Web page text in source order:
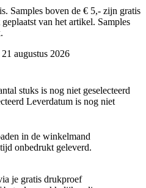
Samples boven de € 5,- zijn gratis
van het artikel. Samples
augustus 2026
stuks is nog niet geselecteerd
Leverdatum is nog niet
in de winkelmand
onbedrukt geleverd.
je gratis drukproef